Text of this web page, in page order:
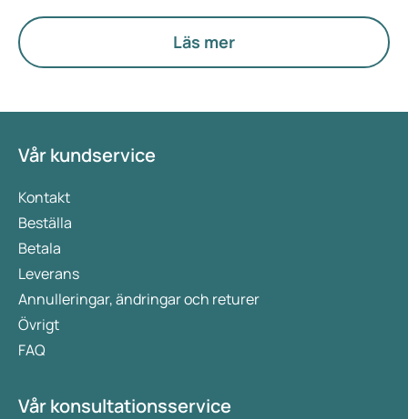
Läs mer
Vår kundservice
Kontakt
Beställa
Betala
Leverans
Annulleringar, ändringar och returer
Övrigt
FAQ
Vår konsultationsservice